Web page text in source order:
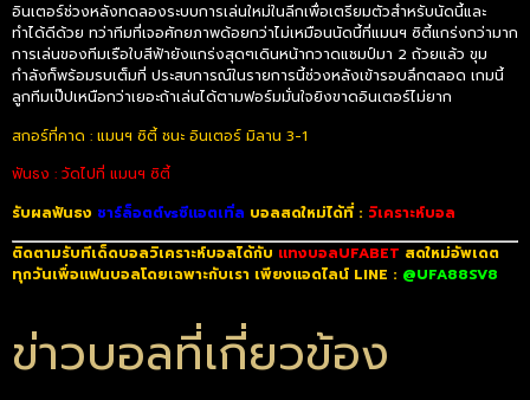
อินเตอร์ช่วงหลังทดลองระบบการเล่นใหม่ในลีกเพื่อเตรียมตัวสำหรับนัดนี้และ
ทำได้ดีด้วย ทว่าทีมที่เจอศักยภาพด้อยกว่าไม่เหมือนนัดนี้ที่แมนฯ ซิตี้แกร่งกว่ามาก
การเล่นของทีมเรือใบสีฟ้ายังแกร่งสุดๆเดินหน้ากวาดแชมป์มา 2 ถ้วยแล้ว ขุม
กำลังก็พร้อมรบเต็มที่ ประสบการณ์ในรายการนี้ช่วงหลังเข้ารอบลึกตลอด เกมนี้
ลูกทีมเป๊ปเหนือกว่าเยอะถ้าเล่นได้ตามฟอร์มมั่นใจยิงขาดอินเตอร์ไม่ยาก
สกอร์ที่คาด : แมนฯ ซิตี้ ชนะ อินเตอร์ มิลาน 3-1
ฟันธง : วัดไปที่ แมนฯ ซิตี้
รับผลฟันธง ชาร์ล็อตต์vsซีแอตเทิ่ล บอลสดใหม่ได้ที่ : วิเคราะห์บอล
ติดตามรับทีเด็ดบอลวิเคราะห์บอลได้กับ แทงบอลUFABET สดใหม่อัพเดต
ทุกวันเพื่อแฟนบอลโดยเฉพาะกับเรา เพียงแอดไลน์ LINE : @UFA88SV8
ข่าวบอลที่เกี่ยวข้อง